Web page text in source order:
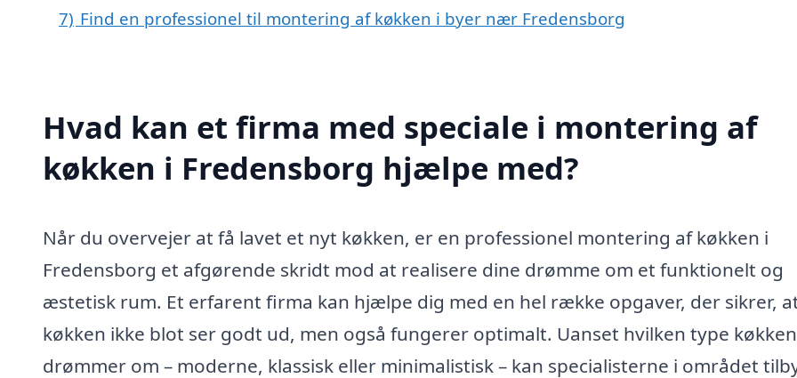
7) Find en professionel til montering af køkken i byer nær Fredensborg
Hvad kan et firma med speciale i montering af
køkken i Fredensborg hjælpe med?
Når du overvejer at få lavet et nyt køkken, er en professionel montering af køkken i
Fredensborg et afgørende skridt mod at realisere dine drømme om et funktionelt og
æstetisk rum. Et erfarent firma kan hjælpe dig med en hel række opgaver, der sikrer,
køkken ikke blot ser godt ud, men også fungerer optimalt. Uanset hvilken type
drømmer om – moderne, klassisk eller minimalistisk – kan specialisterne i området